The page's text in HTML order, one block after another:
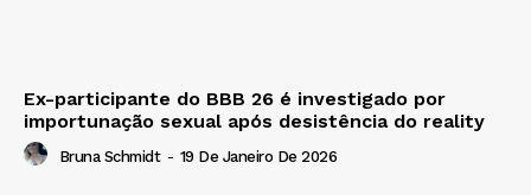
Ex-participante do BBB 26 é investigado por
importunação sexual após desistência do reality
Bruna Schmidt - 19 De Janeiro De 2026